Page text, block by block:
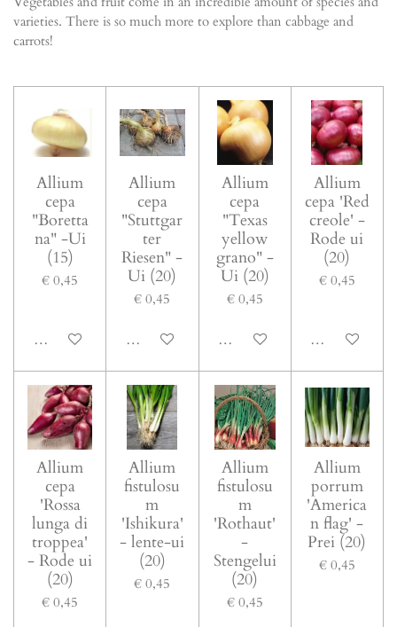
varieties. There is so much more to explore than cabbage and
carrots!
Allium
cepa
"Boretta
na" -Ui
(15)
€ 0,45
In winkelwagen
Allium
cepa
"Stuttgar
ter
Riesen" -
Ui (20)
€ 0,45
In winkelwagen
Allium
cepa
"Texas
yellow
grano" -
Ui (20)
€ 0,45
In winkelwagen
Allium
cepa 'Red
creole' -
Rode ui
(20)
€ 0,45
In
Allium
cepa
'Rossa
lunga di
troppea'
- Rode ui
(20)
€ 0,45
Allium
fistulosu
m
'Ishikura'
- lente-ui
(20)
€ 0,45
Allium
fistulosu
m
'Rothaut'
-
Stengelui
(20)
€ 0,45
Allium
porrum
'America
n flag' -
Prei (20)
€ 0,45